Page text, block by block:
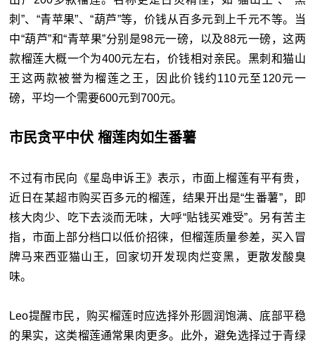
刺”、“青苹果”、“葫芦”等，价钱从百多元到上千元不等。当
中“葫芦”和“青苹果”分别是98元一磅，以及88元一磅，这两
款榴莲大概一个为400元左右，价钱相对亲民。黑刺和猫山
王这两款被誉为榴莲之王，因此价钱约110元至120元一
磅，平均一个需要600元到700元。
市民贪平中伏 榴莲肉如生番薯
不过有市民向《星岛申诉王》表示，市面上榴莲有平有贵，
近日在某超市购买百多元的榴莲，结果开出是“生番薯”，即
核大肉少、吃下去淡而无味，大呼“贴钱买难受”。另有苦主
指，市面上部分档口以低价招徕，但榴莲质量参差，买入冒
牌马来西亚猫山王，回家切开发现肉烂变黑，更散发酸臭
味。
Leo提醒市民，购买榴莲时应选择外形圆润饱满、底部平稳
的果实，这类榴莲通常果肉更多。此外，避免选择过于青绿